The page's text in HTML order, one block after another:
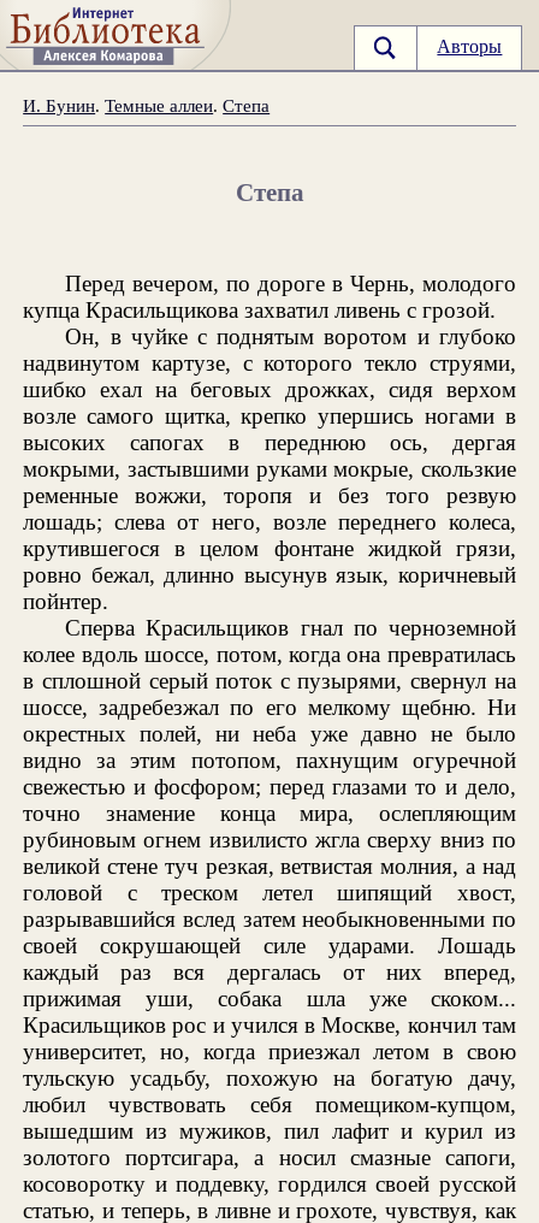
Авторы
И. Бунин.Темные аллеи.Степа
Степа
Перед вечером, по дороге в Чернь, молодого
купца Красильщикова захватил ливень с грозой.
Он, в чуйке с поднятым воротом и глубоко
надвинутом картузе, с которого текло струями,
шибко ехал на беговых дрожках, сидя верхом
возле самого щитка, крепко упершись ногами в
высоких сапогах в переднюю ось, дергая
мокрыми, застывшими руками мокрые, скользкие
ременные вожжи, торопя и без того резвую
лошадь; слева от него, возле переднего колеса,
крутившегося в целом фонтане жидкой грязи,
ровно бежал, длинно высунув язык, коричневый
пойнтер.
Сперва Красильщиков гнал по черноземной
колее вдоль шоссе, потом, когда она превратилась
в сплошной серый поток с пузырями, свернул на
шоссе, задребезжал по его мелкому щебню. Ни
окрестных полей, ни неба уже давно не было
видно за этим потопом, пахнущим огуречной
свежестью и фосфором; перед глазами то и дело,
точно знамение конца мира, ослепляющим
рубиновым огнем извилисто жгла сверху вниз по
великой стене туч резкая, ветвистая молния, а над
головой с треском летел шипящий хвост,
разрывавшийся вслед затем необыкновенными по
своей сокрушающей силе ударами. Лошадь
каждый раз вся дергалась от них вперед,
прижимая уши, собака шла уже скоком...
Красильщиков рос и учился в Москве, кончил там
университет, но, когда приезжал летом в свою
тульскую усадьбу, похожую на богатую дачу,
любил чувствовать себя помещиком-купцом,
вышедшим из мужиков, пил лафит и курил из
золотого портсигара, а носил смазные сапоги,
косоворотку и поддевку, гордился своей русской
статью, и теперь, в ливне и грохоте, чувствуя, как